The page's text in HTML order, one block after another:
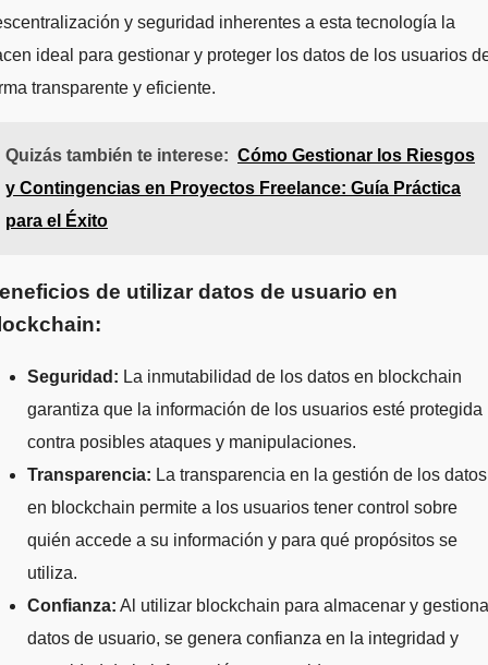
y seguridad inherentes a esta tecnología la
ideal para gestionar y proteger los datos de los usuarios
transparente y eficiente.
Quizás también te interese: Cómo Gestionar los Riesgos
y Contingencias en Proyectos Freelance: Guía Práctica
para el Éxito
de utilizar datos de usuario en
Seguridad: La inmutabilidad de los datos en blockchain
garantiza que la información de los usuarios esté protegida
contra posibles ataques y manipulaciones.
Transparencia: La transparencia en la gestión de los datos
en blockchain permite a los usuarios tener control sobre
quién accede a su información y para qué propósitos se
utiliza.
Confianza: Al utilizar blockchain para almacenar y
datos de usuario, se genera confianza en la integridad y